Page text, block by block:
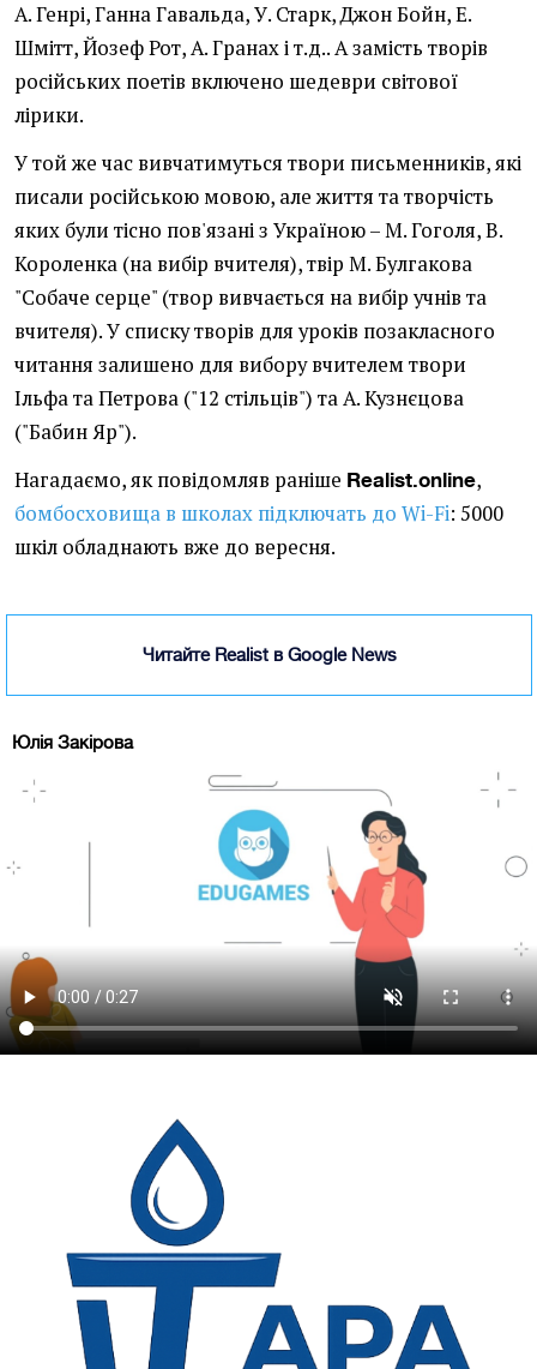
А. Генрі, Ганна Гавальда, У. Старк, Джон Бойн, Е.
Шмітт, Йозеф Рот, А. Гранах і т.д.. А замість творів
російських поетів включено шедеври світової
лірики.
У той же час вивчатимуться твори письменників, які
писали російською мовою, але життя та творчість
яких були тісно пов'язані з Україною – М. Гоголя, В.
Короленка (на вибір вчителя), твір М. Булгакова
"Собаче серце" (твор вивчається на вибір учнів та
вчителя). У списку творів для уроків позакласного
читання залишено для вибору вчителем твори
Ільфа та Петрова ("12 стільців") та А. Кузнєцова
("Бабин Яр").
Нагадаємо, як повідомляв раніше Realist.online,
бомбосховища в школах підключать до Wi-Fi: 5000
шкіл обладнають вже до вересня.
Читайте Realist в Google News
Юлія Закірова